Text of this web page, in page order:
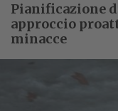
Pianificazione
approccio
minacce